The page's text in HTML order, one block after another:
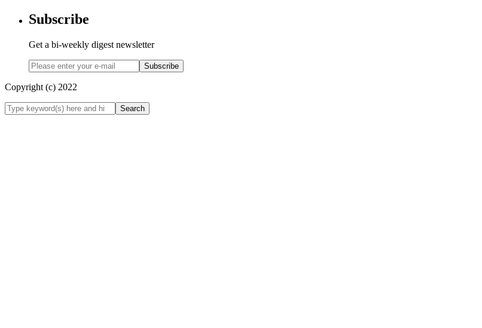
Subscribe
Get a bi-weekly digest newsletter
Subscribe
Copyright (c) 2022